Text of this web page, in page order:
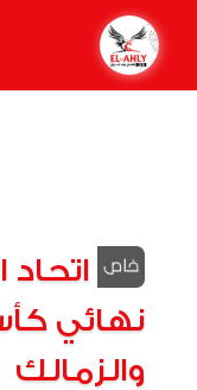
نهائي
والزمالك